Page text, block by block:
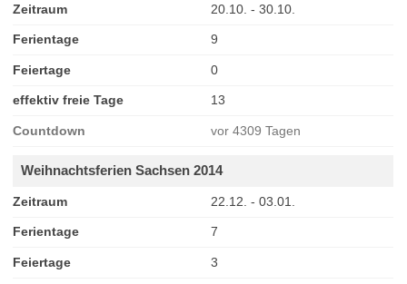
Zeitraum 20.10. - 30.10.
Ferientage 9
Feiertage 0
effektiv freie Tage 13
Countdown vor 4309 Tagen
Weihnachtsferien Sachsen 2014
Zeitraum 22.12. - 03.01.
Ferientage 7
Feiertage 3